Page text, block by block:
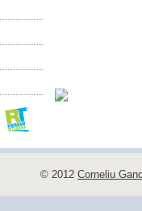
© 2012 Corneliu